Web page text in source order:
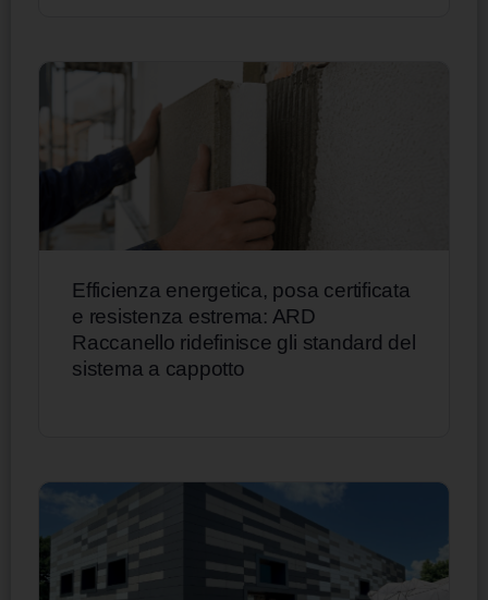
Efficienza energetica, posa certificata
e resistenza estrema: ARD
Raccanello ridefinisce gli standard del
sistema a cappotto